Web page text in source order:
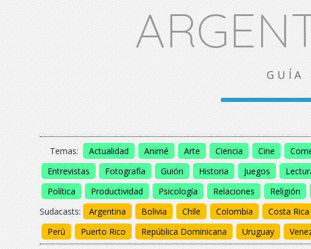
GUÍA
Temas: Actualidad Animé Arte Ciencia Cine
Entrevistas
Fotografía Guión Historia Juegos
Política
Productividad Psicología Relaciones Religión
Sudacasts:
Argentina Bolivia Chile Colombia Costa Rica
Perú
Puerto Rico República Dominicana Uruguay